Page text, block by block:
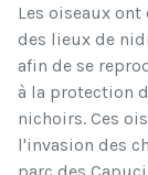
Les oiseaux
des lieux de
afin de se
à la protection
nichoirs. Ces
l'invasion des